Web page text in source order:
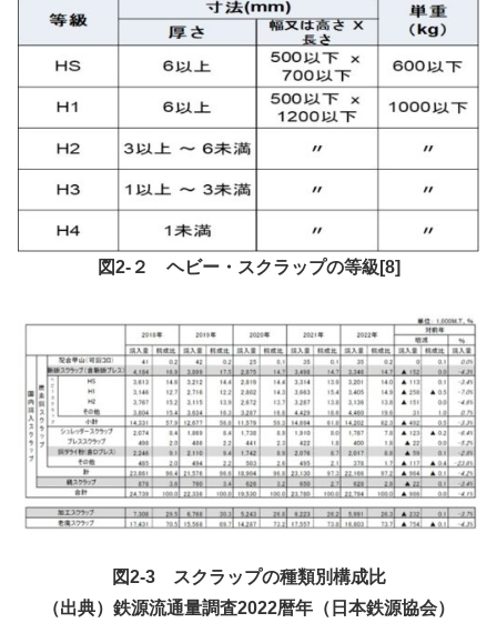
図2-２ ヘビー・スクラップの等級[8]
図2-3 スクラップの種類別構成比
（出典）鉄源流通量調査2022暦年（日本鉄源協会）